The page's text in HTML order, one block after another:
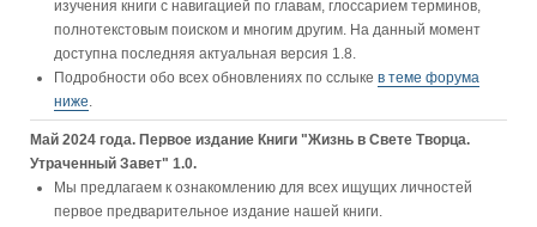
изучения книги c навигацией по главам, глоссарием терминов,
полнотекстовым поиском и многим другим. На данный момент
доступна последняя актуальная версия 1.8.
Подробности обо всех обновлениях по сслыке в теме форума
ниже.
Май 2024 года. Первое издание Книги "Жизнь в Свете Творца.
Утраченный Завет" 1.0.
Мы предлагаем к ознакомлению для всех ищущих личностей
первое предварительное издание нашей книги.